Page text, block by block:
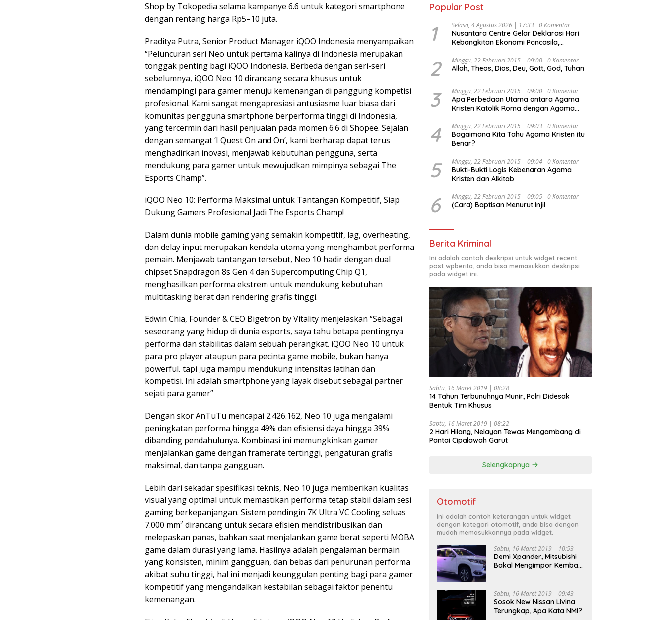
Shop by Tokopedia selama kampanye 6.6 untuk kategori smartphone
dengan rentang harga Rp5–10 juta.
Praditya Putra, Senior Product Manager iQOO Indonesia menyampaikan
“Peluncuran seri Neo untuk pertama kalinya di Indonesia merupakan
tonggak penting bagi iQOO Indonesia. Berbeda dengan seri-seri
sebelumnya, iQOO Neo 10 dirancang secara khusus untuk
mendampingi para gamer menuju kemenangan di panggung kompetisi
profesional. Kami sangat mengapresiasi antusiasme luar biasa dari
komunitas pengguna smartphone berperforma tinggi di Indonesia,
yang tercermin dari hasil penjualan pada momen 6.6 di Shopee. Sejalan
dengan semangat ‘I Quest On and On’, kami berharap dapat terus
menghadirkan inovasi, menjawab kebutuhan pengguna, serta
mendukung para gamer untuk mewujudkan mimpinya sebagai The
Esports Champ”.
iQOO Neo 10: Performa Maksimal untuk Tantangan Kompetitif, Siap
Dukung Gamers Profesional Jadi The Esports Champ!
Dalam dunia mobile gaming yang semakin kompetitif, lag, overheating,
dan delay input merupakan kendala utama yang menghambat performa
pemain. Menjawab tantangan tersebut, Neo 10 hadir dengan dual
chipset Snapdragon 8s Gen 4 dan Supercomputing Chip Q1,
menghasilkan performa ekstrem untuk mendukung kebutuhan
multitasking berat dan rendering grafis tinggi.
Edwin Chia, Founder & CEO Bigetron by Vitality menjelaskan “Sebagai
seseorang yang hidup di dunia esports, saya tahu betapa pentingnya
performa dan stabilitas dalam sebuah perangkat. iQOO Neo 10 untuk
para pro player ataupun para pecinta game mobile, bukan hanya
powerful, tapi juga mampu mendukung intensitas latihan dan
kompetisi. Ini adalah smartphone yang layak disebut sebagai partner
sejati para gamer”
Dengan skor AnTuTu mencapai 2.426.162, Neo 10 juga mengalami
peningkatan performa hingga 49% dan efisiensi daya hingga 39%
dibanding pendahulunya. Kombinasi ini memungkinkan gamer
menjalankan game dengan framerate tertinggi, pengaturan grafis
maksimal, dan tanpa gangguan.
Lebih dari sekadar spesifikasi teknis, Neo 10 juga memberikan kualitas
visual yang optimal untuk memastikan performa tetap stabil dalam sesi
gaming berkepanjangan. Sistem pendingin 7K Ultra VC Cooling seluas
7.000 mm² dirancang untuk secara efisien mendistribusikan dan
melepaskan panas, bahkan saat menjalankan game berat seperti MOBA
game dalam durasi yang lama. Hasilnya adalah pengalaman bermain
yang konsisten, minim gangguan, dan bebas dari penurunan performa
akibat suhu tinggi, hal ini menjadi keunggulan penting bagi para gamer
kompetitif yang mengandalkan kestabilan sebagai faktor penentu
kemenangan.
Popular Post
1 Selasa, 4 Agustus 2026 | 17:33 0 Komentar
Nusantara Centre Gelar Deklarasi Hari
Kebangkitan Ekonomi Pancasila,
Djojohadikusumo Anti Penjajahan
(Pergolakan Ekonomi Politik Indonesia) &
Undang Perekonomian Nasional dan
Kesejahteraan Sosial dalam Menata
Bangsa Menuju Indonesia Emas 2045”,
2 Minggu, 22 Februari 2015 | 09:00 0 Komentar
Allah, Theos, Dios, Deu, Gott, God, Tuhan
3 Minggu, 22 Februari 2015 | 09:00 0 Komentar
Apa Perbedaan Utama antara Agama
Kristen Katolik Roma dengan Agama
4 Minggu, 22 Februari 2015 | 09:03 0 Komentar
Bagaimana Kita Tahu Agama Kristen itu
Benar?
5 Minggu, 22 Februari 2015 | 09:04 0 Komentar
Bukti-Bukti Logis Kebenaran Agama
Kristen dan Alkitab
6 Minggu, 22 Februari 2015 | 09:05 0 Komentar
(Cara) Baptisan Menurut Injil
Berita Kriminal
Ini adalah contoh deskripsi untuk widget recent
post wpberita, anda bisa memasukkan deskripsi
pada widget ini.
Sabtu, 16 Maret 2019 | 08:28
14 Tahun Terbunuhnya Munir, Polri Didesak
Bentuk Tim Khusus
Sabtu, 16 Maret 2019 | 08:22
2 Hari Hilang, Nelayan Tewas Mengambang di
Pantai Cipalawah Garut
Selengkapnya
Otomotif
Ini adalah contoh keterangan untuk widget
dengan kategori otomotif, anda bisa dengan
mudah memasukkannya pada widget.
Sabtu, 16 Maret 2019 | 10:53
Demi Xpander, Mitsubishi
Bakal Mengimpor Kembali
Sabtu, 16 Maret 2019 | 09:43
Sosok New Nissan Livina
Terungkap, Apa Kata NMI?